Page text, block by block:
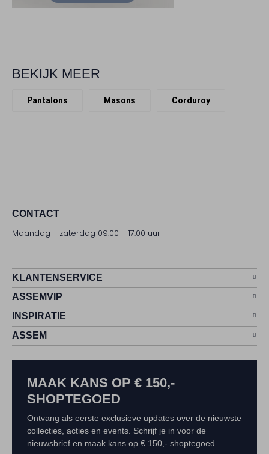
BEKIJK MEER
Pantalons Masons Corduroy
CONTACT
Maandag - zaterdag 09:00 - 17:00 uur
KLANTENSERVICE
ASSEMVIP
INSPIRATIE
ASSEM
MAAK KANS OP € 150,-
SHOPTEGOED
Ontvang als eerste exclusieve updates over de nieuwste
collecties, acties en events. Schrijf je in voor de
nieuwsbrief en maak kans op € 150,- shoptegoed.